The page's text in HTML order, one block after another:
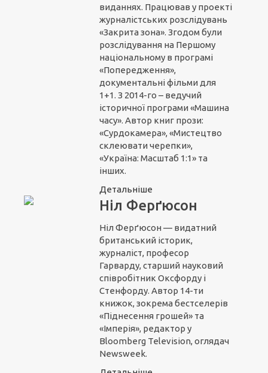
виданнях. Працював у проекті
журналістських розслідувань
«Закрита зона». Згодом були
розслідування на Першому
національному в програмі
«Попередження»,
документальні фільми для
1+1. З 2014-го – ведучий
історичної програми «Машина
часу». Автор книг прози:
«Сурдокамера», «Мистецтво
склеювати черепки»,
«Україна: Масштаб 1:1» та
інших.
Детальніше
Ніл Ферґюсон
Ніл Ферґюсон — видатний
британський історик,
журналіст, професор
Гарварду, старший науковий
співробітник Оксфорду і
Стенфорду. Автор 14-ти
книжок, зокрема бестселерів
«Піднесення грошей» та
«Імперія», редактор у
Bloomberg Television, оглядач
Newsweek.